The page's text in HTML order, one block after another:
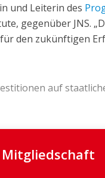
und Leiterin des
gegenüber JNS.
den zukünftigen
auf
Mitgliedschaft